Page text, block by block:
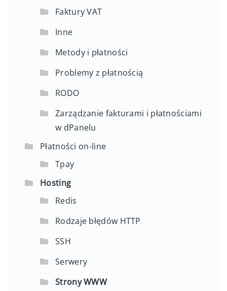
Faktury VAT
Inne
Metody i płatności
Problemy z płatnością
RODO
Zarządzanie fakturami i płatnościami
w dPanelu
Płatności on-line
Tpay
Hosting
Redis
Rodzaje błędów HTTP
SSH
Serwery
Strony WWW